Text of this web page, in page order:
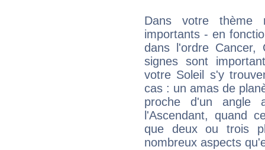
Dans votre thème
importants - en
dans l'ordre Cancer,
signes sont
votre Soleil s'y
cas : un amas de
proche d'un
l'Ascendant, quand
que deux ou trois
nombreux aspects